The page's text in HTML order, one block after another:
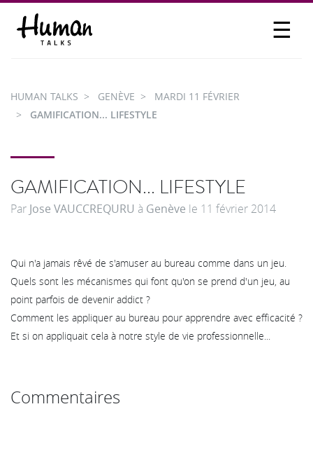
☰
PARTICIPER
HUMAN TALKS GENÈVE
MARDI 11 FÉVRIER
GAMIFICATION... LIFESTYLE
GAMIFICATION... LIFESTYLE
Par Jose VAUCCREQURU à Genève le 11 février 2014
Qui n'a jamais rêvé de s'amuser au bureau comme dans un jeu.
Quels sont les mécanismes qui font qu'on se prend d'un jeu, au
point parfois de devenir addict ?
Comment les appliquer au bureau pour apprendre avec efficacité ?
Et si on appliquait cela à notre style de vie professionnelle...
Commentaires